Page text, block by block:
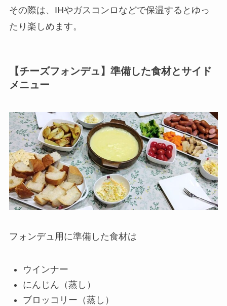
その際は、IHやガスコンロなどで保温するとゆっ
たり楽しめます。
【チーズフォンデュ】準備した食材とサイド
メニュー
フォンデュ用に準備した食材は
ウインナー
にんじん（蒸し）
ブロッコリー（蒸し）